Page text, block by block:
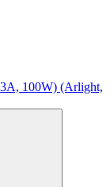
100W) (Arlight,